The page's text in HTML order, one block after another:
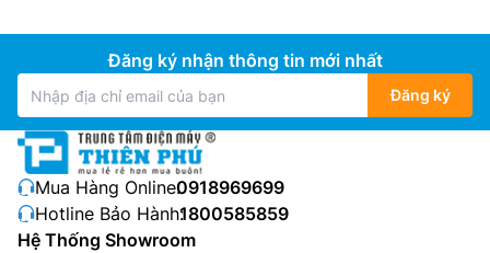
Đăng ký nhận thông tin mới nhất
Đăng ký
Mua Hàng Online:0918969699
Hotline Bảo Hành:1800585859
Hệ Thống Showroom